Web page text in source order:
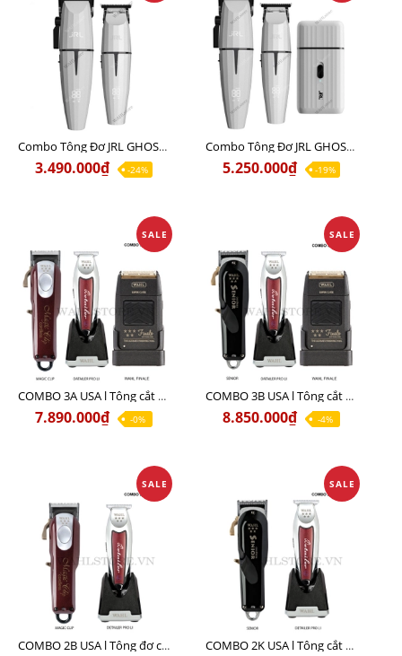
Combo Tông Đơ JRL GHOST 1 Limited Edition Chính Hãng USA
3.490.000₫ -24%
Combo Tông Đơ JRL GHOST 2 Limited Edition Chính Hãng USA
5.250.000₫ -19%
SALE
COMBO 3A USA l Tông cắt MAGIC + Tông viền DETAILER PRO LI + Cạo khô FINALE
7.890.000₫ -0%
SALE
COMBO 3B USA l Tông cắt SENIOR + Tông viền DETAILER PRO LI + Cạo khô FINALE
8.850.000₫ -4%
SALE
COMBO 2B USA l Tông đơ cắt Magic clip Red + Tông đơ viền Detailer Pro Li
SALE
COMBO 2K USA l Tông cắt SENIOR +Tông viền DETAILER PRO LI